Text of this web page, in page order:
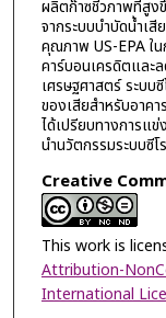
ผลิตก๊าซชีวภาพที่สูง
จากระบบบำบัดน้ำเ
คุณภาพ US-EPA ใน
คาร์บอนเครดิตและ
เศรษฐศาสตร์ ระบบ
ของเสียสำหรับอาค
ได้เปรียบทางการแ
นำนวัตกรรมระบบซี
Creative
This work is
Attribution-
International